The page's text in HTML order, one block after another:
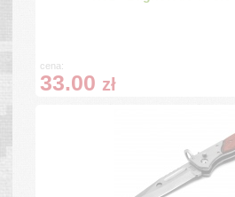
cena:
33.00 zł